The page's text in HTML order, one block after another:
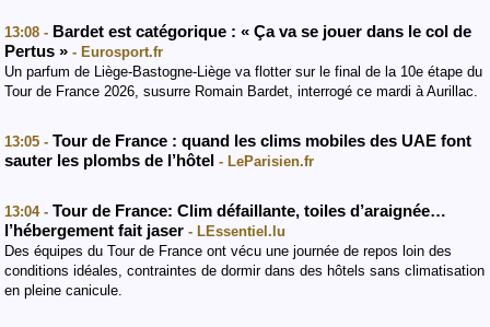
13:08 - Bardet est catégorique : « Ça va se jouer dans le col de
Pertus » - Eurosport.fr
Un parfum de Liège-Bastogne-Liège va flotter sur le final de la 10e étape du
Tour de France 2026, susurre Romain Bardet, interrogé ce mardi à Aurillac.
13:05 - Tour de France : quand les clims mobiles des UAE font
sauter les plombs de l’hôtel - LeParisien.fr
13:04 - Tour de France: Clim défaillante, toiles d’araignée…
l’hébergement fait jaser - LEssentiel.lu
Des équipes du Tour de France ont vécu une journée de repos loin des
conditions idéales, contraintes de dormir dans des hôtels sans climatisation
en pleine canicule.